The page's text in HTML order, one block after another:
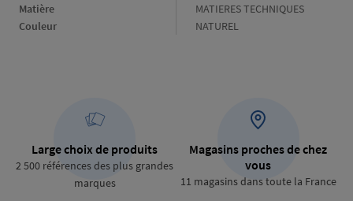
Matière
Matière
MATIERES TECHNIQUES
Couleur
Couleur
NATUREL
Large choix de produits
2 500 références des plus grandes
marques
Magasins proches de chez
vous
11 magasins dans toute la France